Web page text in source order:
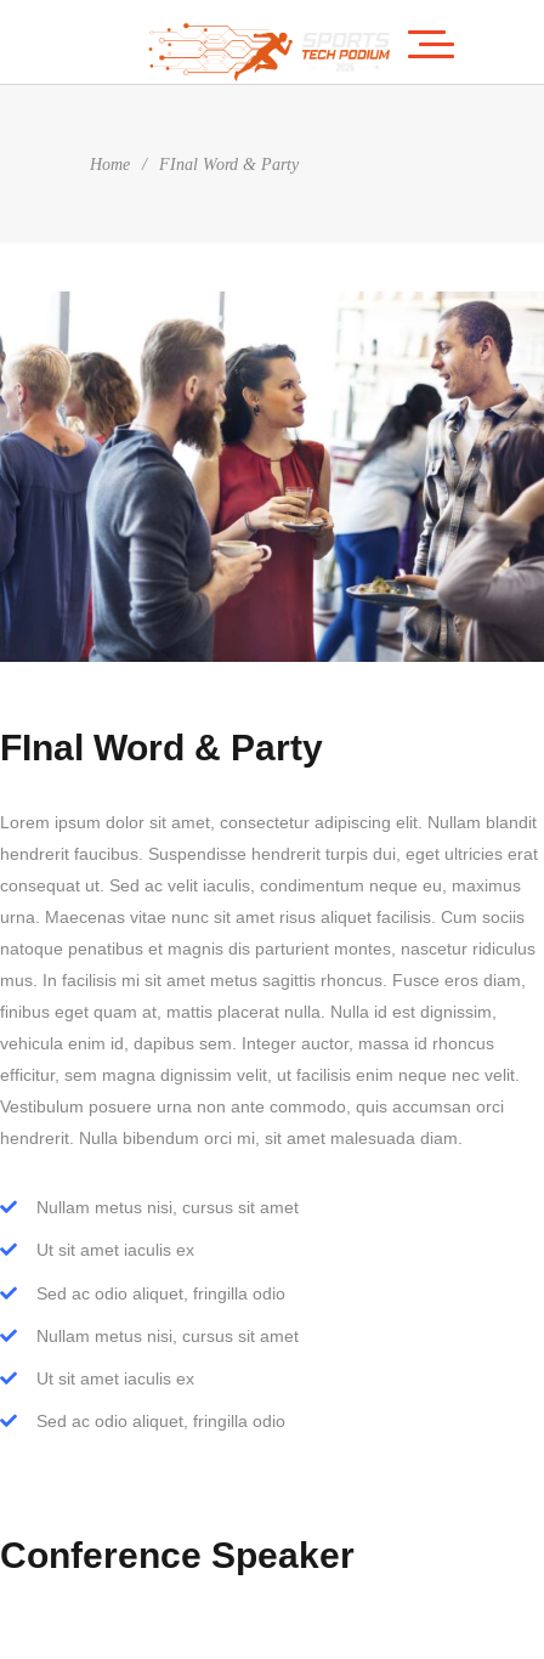
Home / FInal Word & Party
FInal Word & Party
Lorem ipsum dolor sit amet, consectetur adipiscing elit. Nullam blandit
hendrerit faucibus. Suspendisse hendrerit turpis dui, eget ultricies erat
consequat ut. Sed ac velit iaculis, condimentum neque eu, maximus
urna. Maecenas vitae nunc sit amet risus aliquet facilisis. Cum sociis
natoque penatibus et magnis dis parturient montes, nascetur ridiculus
mus. In facilisis mi sit amet metus sagittis rhoncus. Fusce eros diam,
finibus eget quam at, mattis placerat nulla. Nulla id est dignissim,
vehicula enim id, dapibus sem. Integer auctor, massa id rhoncus
efficitur, sem magna dignissim velit, ut facilisis enim neque nec velit.
Vestibulum posuere urna non ante commodo, quis accumsan orci
hendrerit. Nulla bibendum orci mi, sit amet malesuada diam.
Nullam metus nisi, cursus sit amet
Ut sit amet iaculis ex
Sed ac odio aliquet, fringilla odio
Nullam metus nisi, cursus sit amet
Ut sit amet iaculis ex
Sed ac odio aliquet, fringilla odio
Conference Speaker